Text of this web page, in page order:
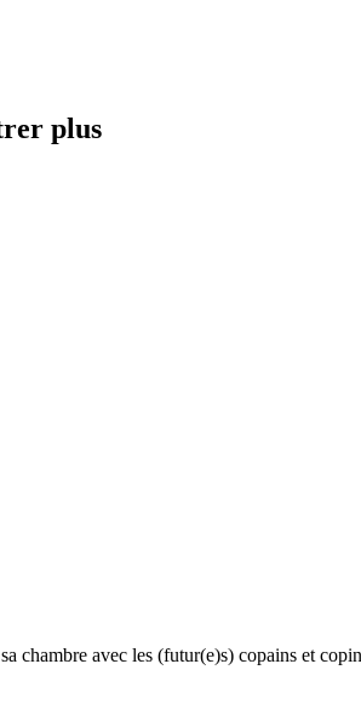
plus
avec les (futur(e)s) copains et